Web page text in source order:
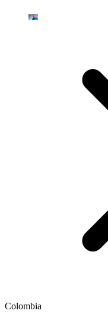
Colombia